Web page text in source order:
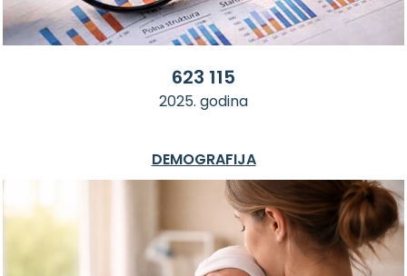
623 115
2025. godina
DEMOGRAFIJA